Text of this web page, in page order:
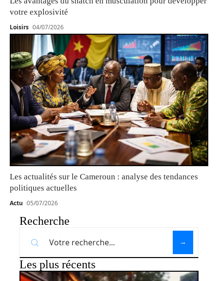
votre explosivité
Loisirs 04/07/2026
Les actualités sur le Cameroun : analyse des tendances
politiques actuelles
Actu 05/07/2026
Recherche
Les plus récents